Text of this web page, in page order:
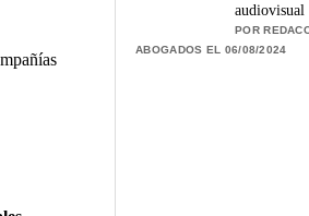
audiovisual
POR
ABOGADOS EL 06/08/2024